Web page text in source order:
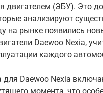
двигателем (ЭБУ). Это
анализируют
на рынке появились
Daewoo Nexia,
каждого
Daewoo Nexia
момента, что